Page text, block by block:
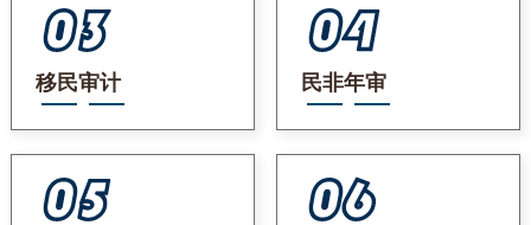
移民审计 民非年审